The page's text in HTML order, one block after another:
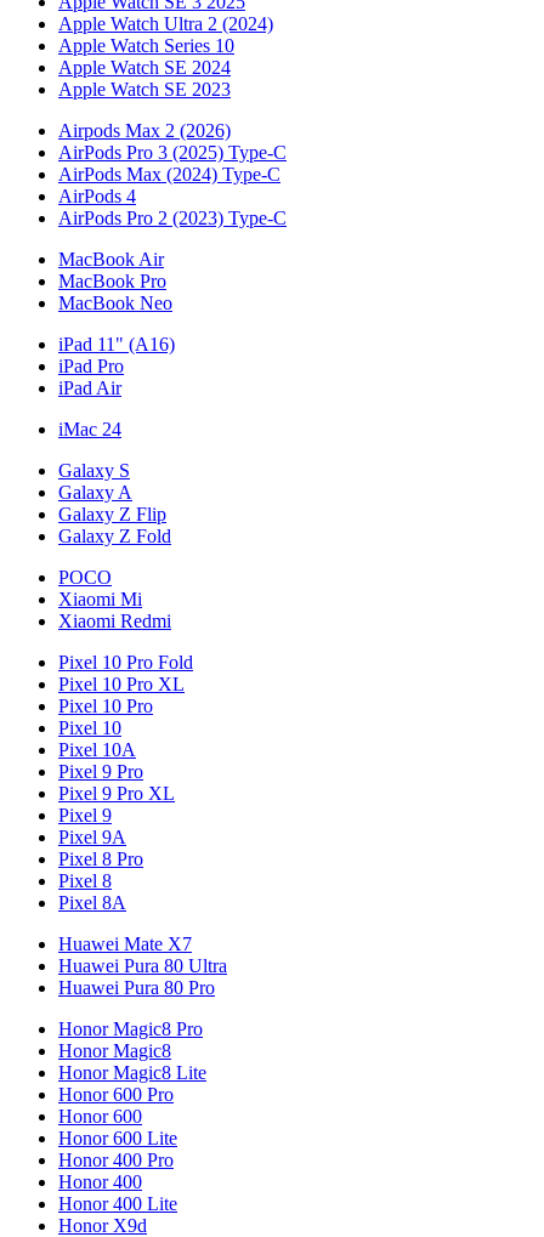
Apple Watch Ultra 2 (2024)
Apple Watch Series 10
Apple Watch SE 2024
Apple Watch SE 2023
Airpods Max 2 (2026)
AirPods Pro 3 (2025) Type-C
AirPods Max (2024) Type-C
AirPods 4
AirPods Pro 2 (2023) Type-C
MacBook Air
MacBook Pro
MacBook Neo
iPad 11" (A16)
iPad Pro
iPad Air
iMac 24
Galaxy S
Galaxy A
Galaxy Z Flip
Galaxy Z Fold
POCO
Xiaomi Mi
Xiaomi Redmi
Pixel 10 Pro Fold
Pixel 10 Pro XL
Pixel 10 Pro
Pixel 10
Pixel 10A
Pixel 9 Pro
Pixel 9 Pro XL
Pixel 9
Pixel 9A
Pixel 8 Pro
Pixel 8
Pixel 8A
Huawei Mate X7
Huawei Pura 80 Ultra
Huawei Pura 80 Pro
Honor Magic8 Pro
Honor Magic8
Honor Magic8 Lite
Honor 600 Pro
Honor 600
Honor 600 Lite
Honor 400 Pro
Honor 400
Honor 400 Lite
Honor X9d